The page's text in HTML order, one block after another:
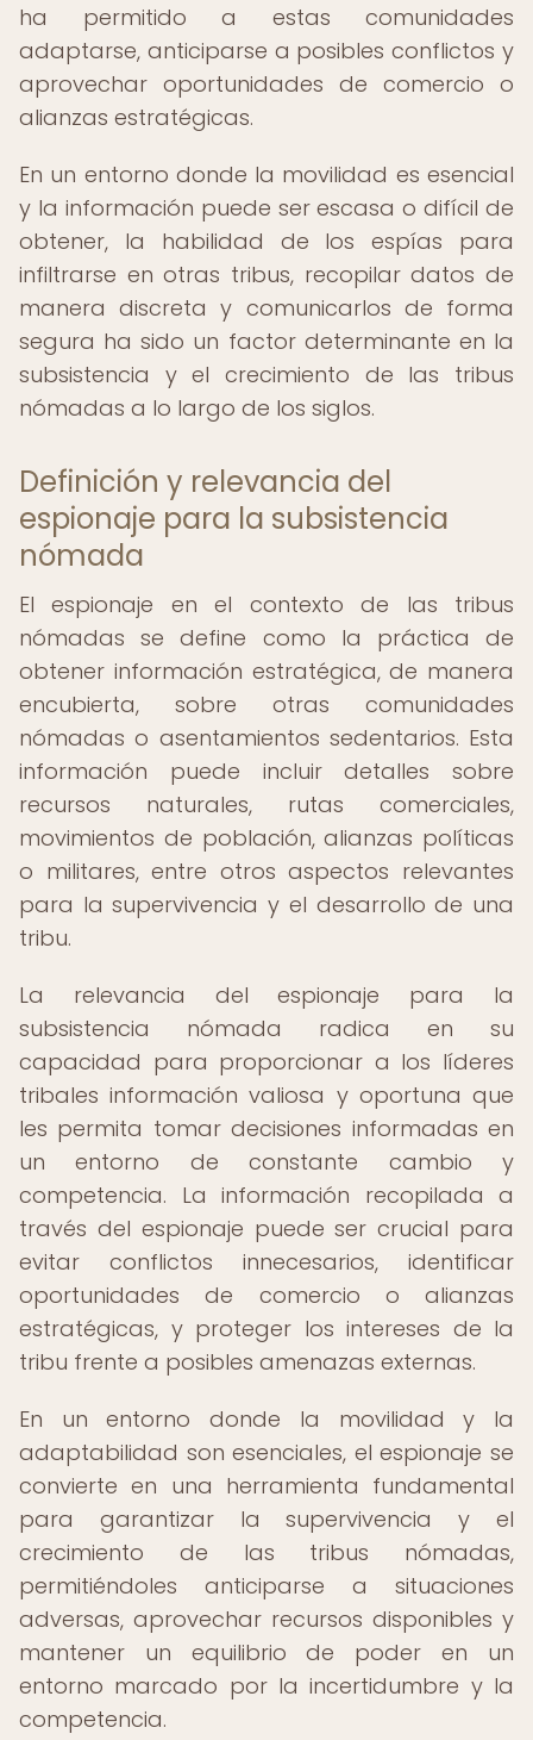
ha permitido a estas comunidades
adaptarse, anticiparse a posibles conflictos y
aprovechar oportunidades de comercio o
alianzas estratégicas.
En un entorno donde la movilidad es esencial
y la información puede ser escasa o difícil de
obtener, la habilidad de los espías para
infiltrarse en otras tribus, recopilar datos de
manera discreta y comunicarlos de forma
segura ha sido un factor determinante en la
subsistencia y el crecimiento de las tribus
nómadas a lo largo de los siglos.
Definición y relevancia del
espionaje para la subsistencia
nómada
El espionaje en el contexto de las tribus
nómadas se define como la práctica de
obtener información estratégica, de manera
encubierta, sobre otras comunidades
nómadas o asentamientos sedentarios. Esta
información puede incluir detalles sobre
recursos naturales, rutas comerciales,
movimientos de población, alianzas políticas
o militares, entre otros aspectos relevantes
para la supervivencia y el desarrollo de una
tribu.
La relevancia del espionaje para la
subsistencia nómada radica en su
capacidad para proporcionar a los líderes
tribales información valiosa y oportuna que
les permita tomar decisiones informadas en
un entorno de constante cambio y
competencia. La información recopilada a
través del espionaje puede ser crucial para
evitar conflictos innecesarios, identificar
oportunidades de comercio o alianzas
estratégicas, y proteger los intereses de la
tribu frente a posibles amenazas externas.
En un entorno donde la movilidad y la
adaptabilidad son esenciales, el espionaje se
convierte en una herramienta fundamental
para garantizar la supervivencia y el
crecimiento de las tribus nómadas,
permitiéndoles anticiparse a situaciones
adversas, aprovechar recursos disponibles y
mantener un equilibrio de poder en un
entorno marcado por la incertidumbre y la
competencia.